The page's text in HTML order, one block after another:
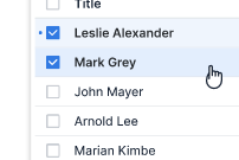
Automatiseer en groei
Onmiddellijke
Een betere CRM-ervaring